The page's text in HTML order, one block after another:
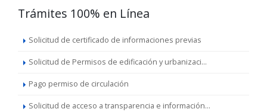
Trámites 100% en Línea
Solicitud de certificado de informaciones previas
Solicitud de Permisos de edificación y urbanizaci...
Pago permiso de circulación
Solicitud de acceso a transparencia e información...